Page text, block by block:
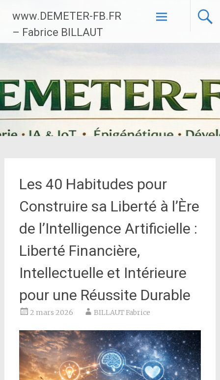
contenu
principal
www.DEMETER-FB.FR
– Fabrice BILLAUT
Les 40 Habitudes pour
Construire sa Liberté à l’Ère
de l’Intelligence Artificielle :
Liberté Financière,
Intellectuelle et Intérieure
pour une Réussite Durable
2 mars 2026 BILLAUT Fabrice